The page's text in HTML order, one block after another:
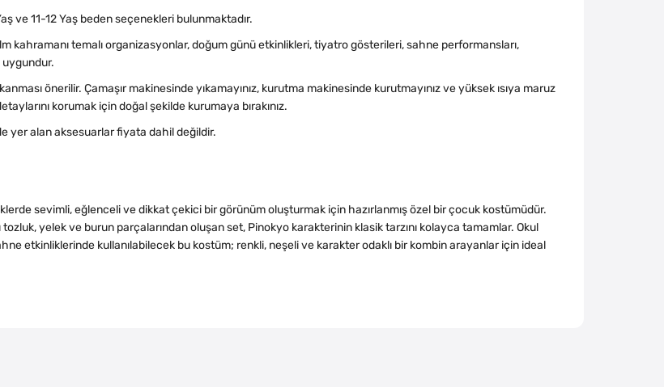
ve 11-12 Yaş beden seçenekleri bulunmaktadır.
kahramanı temalı organizasyonlar, doğum günü etkinlikleri, tiyatro gösterileri, sahne performansları,
önerilir. Çamaşır makinesinde yıkamayınız, kurutma makinesinde kurutmayınız ve yüksek ısıya maruz
korumak için doğal şekilde kurumaya bırakınız.
yer alan aksesuarlar fiyata dahil değildir.
sevimli, eğlenceli ve dikkat çekici bir görünüm oluşturmak için hazırlanmış özel bir çocuk kostümüdür.
yelek ve burun parçalarından oluşan set, Pinokyo karakterinin klasik tarzını kolayca tamamlar. Okul
etkinliklerinde kullanılabilecek bu kostüm; renkli, neşeli ve karakter odaklı bir kombin arayanlar için ideal